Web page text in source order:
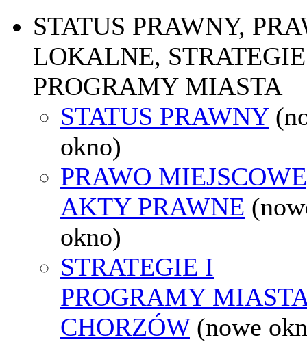
STATUS PRAWNY,
LOKALNE,
PROGRAMY MIASTA
STATUS PRAWNY
okno)
PRAWO
AKTY PRAWNE
okno)
STRATEGIE I
PROGRAMY
CHORZÓW (nowe